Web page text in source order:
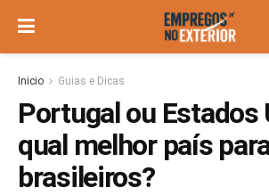
Inicio Guias e Dicas
Portugal ou Estados
qual melhor país
brasileiros?